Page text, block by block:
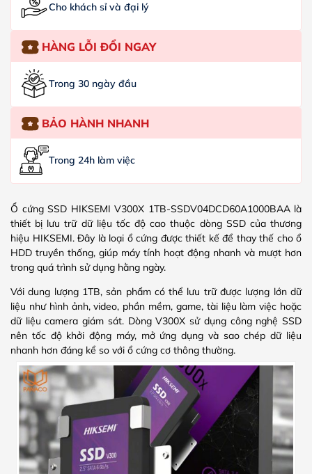
Cho khách sỉ và đại lý
HÀNG LỖI ĐỔI NGAY
Trong 30 ngày đầu
BẢO HÀNH NHANH
Trong 24h làm việc
Ổ cứng SSD HIKSEMI V300X 1TB-SSDV04DCD60A1000BAA là
thiết bị lưu trữ dữ liệu tốc độ cao thuộc dòng SSD của thương
hiệu HIKSEMI. Đây là loại ổ cứng được thiết kế để thay thế cho ổ
HDD truyền thống, giúp máy tính hoạt động nhanh và mượt hơn
trong quá trình sử dụng hằng ngày.
Với dung lượng 1TB, sản phẩm có thể lưu trữ được lượng lớn dữ
liệu như hình ảnh, video, phần mềm, game, tài liệu làm việc hoặc
dữ liệu camera giám sát. Dòng V300X sử dụng công nghệ SSD
nên tốc độ khởi động máy, mở ứng dụng và sao chép dữ liệu
nhanh hơn đáng kể so với ổ cứng cơ thông thường.